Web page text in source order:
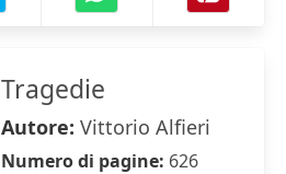
Tragedie
Autore: Vittorio Alfieri
Numero di pagine: 626